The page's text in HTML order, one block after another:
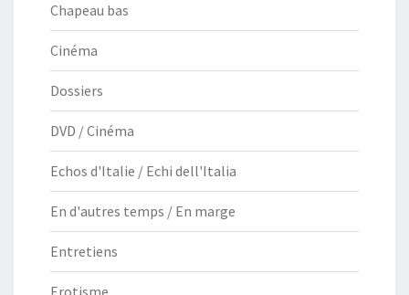
Chapeau bas
Cinéma
Dossiers
DVD / Cinéma
Echos d'Italie / Echi dell'Italia
En d'autres temps / En marge
Entretiens